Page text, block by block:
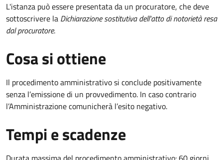
L'istanza può essere presentata da un procuratore, che deve
sottoscrivere la Dichiarazione sostitutiva dell'atto di notorietà resa
dal procuratore.
Cosa si ottiene
Il procedimento amministrativo si conclude positivamente
senza l’emissione di un provvedimento. In caso contrario
l’Amministrazione comunicherà l’esito negativo.
Tempi e scadenze